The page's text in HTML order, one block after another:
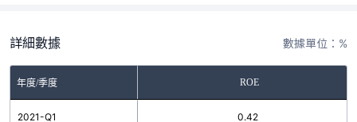
詳細數據 數據單位：%
年度/季度 ROE
2021-Q1 0.42